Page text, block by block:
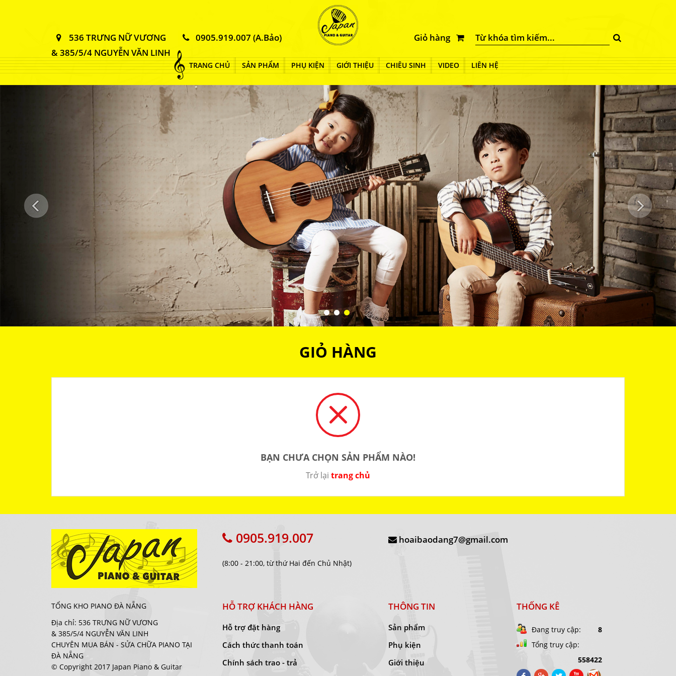
536 TRƯNG NỮ VƯƠNG
& 385/5/4 NGUYỄN VĂN LINH
0905.919.007 (A.Bảo) Giỏ hàng
TRANG CHỦ SẢN PHẨM PHỤ KIỆN GIỚI THIỆU CHIÊU SINH VIDEO LIÊN HỆ
GIỎ HÀNG
BẠN CHƯA CHỌN SẢN PHẨM NÀO!
Trở lại trang chủ
0905.919.007
(8:00 - 21:00, từ thứ Hai đến Chủ Nhật)
hoaibaodang7@gmail.com
TỔNG KHO PIANO ĐÀ NẴNG
Địa chỉ: 536 TRƯNG NỮ VƯƠNG
& 385/5/4 NGUYỄN VĂN LINH
CHUYÊN MUA BÁN - SỬA CHỮA PIANO TẠI
ĐÀ NẴNG
© Copyright 2017 Japan Piano & Guitar
HỖ TRỢ KHÁCH HÀNG
Hỗ trợ đặt hàng
Cách thức thanh toán
Chính sách trao - trả
THÔNG TIN
Sản phẩm
Phụ kiện
Giới thiệu
THỐNG KÊ
Đang truy cập:
8
Tổng truy cập:
558422